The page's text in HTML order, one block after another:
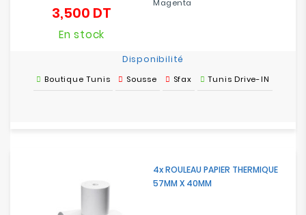
Magenta
3,500 DT
En stock
Disponibilité
Boutique Tunis Sousse Sfax Tunis Drive-IN
4x ROULEAU PAPIER THERMIQUE
57MM X 40MM